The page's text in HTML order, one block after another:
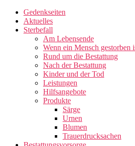
Gedenkseiten
Aktuelles
Sterbefall
Am Lebensende
Wenn ein Mensch gestorben
Rund um die Bestattung
Nach der Bestattung
Kinder und der Tod
Leistungen
Hilfsangebote
Produkte
Särge
Urnen
Blumen
Trauerdrucksachen